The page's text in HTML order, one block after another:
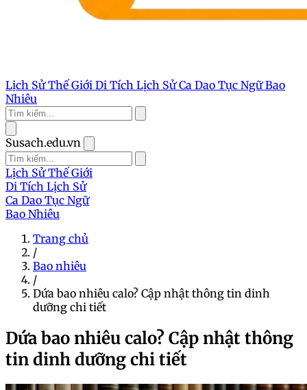
Lịch Sử Thế Giới Di Tích Lịch SửCa Dao Tục NgữBao
Nhiêu
Susach.edu.vn
Lịch Sử Thế Giới
Di Tích Lịch Sử
Ca Dao Tục Ngữ
Bao Nhiêu
Trang chủ
/
Bao nhiêu
/
Dứa bao nhiêu calo? Cập nhật thông tin dinh
dưỡng chi tiết
Dứa bao nhiêu calo? Cập nhật thông
tin dinh dưỡng chi tiết